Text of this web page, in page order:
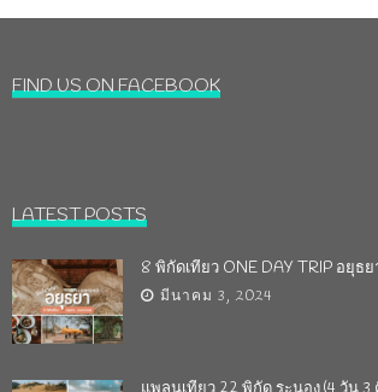
FIND US ON FACEBOOK
LATEST POSTS
8 พิกัดเที่ยว ONE DAY TRIP อยุธ
มีนาคม 3, 2024